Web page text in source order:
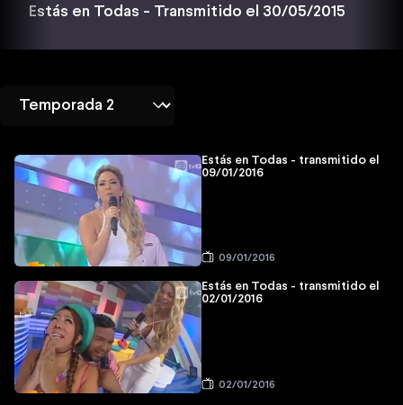
Estás en Todas - Transmitido el 30/05/2015
Estás en Todas - transmitido el
09/01/2016
09/01/2016
Estás en Todas - transmitido el
02/01/2016
02/01/2016